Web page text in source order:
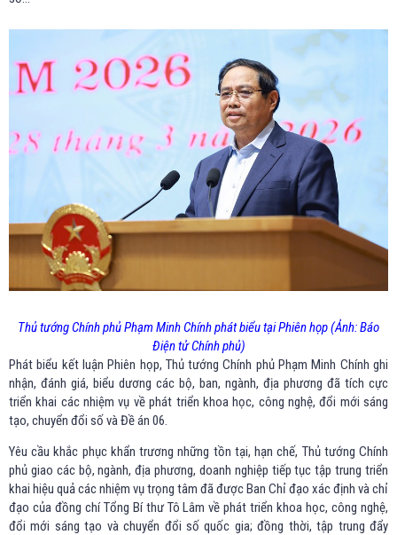
Thủ tướng Chính phủ Phạm Minh Chính phát biểu tại Phiên họp (Ảnh: Báo
Điện tử Chính phủ)
Phát biểu kết luận Phiên họp, Thủ tướng Chính phủ Phạm Minh Chính ghi
nhận, đánh giá, biểu dương các bộ, ban, ngành, địa phương đã tích cực
triển khai các nhiệm vụ về phát triển khoa học, công nghệ, đổi mới sáng
tạo, chuyển đổi số và Đề án 06.
Yêu cầu khắc phục khẩn trương những tồn tại, hạn chế, Thủ tướng Chính
phủ giao các bộ, ngành, địa phương, doanh nghiệp tiếp tục tập trung triển
khai hiệu quả các nhiệm vụ trọng tâm đã được Ban Chỉ đạo xác định và chỉ
đạo của đồng chí Tổng Bí thư Tô Lâm về phát triển khoa học, công nghệ,
đổi mới sáng tạo và chuyển đổi số quốc gia; đồng thời, tập trung đẩy